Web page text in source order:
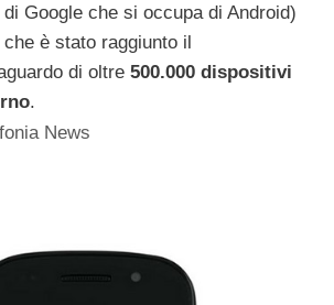
Google che si occupa di Android)
è stato raggiunto il
di oltre 500.000 dispositivi
.
News